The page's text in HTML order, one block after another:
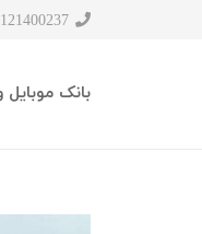
بانک موبایل